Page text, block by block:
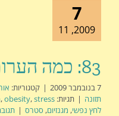
7
2009, 11
83: כמה הערות על אסתמה
7 בנובמבר 2009 | קטגוריות:
תזונה | תגיות: ,obesity,stress
לחץ נפשי, מגנזיום, סטרס |